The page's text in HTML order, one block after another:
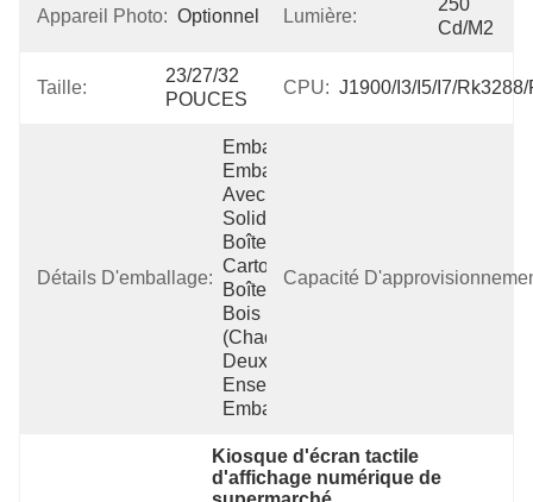
Appareil Photo: Optionnel Lumière:
250
Cd/m2
Taille:
23/27/32
POUCES
CPU: J1900/I3/i5/i7/
Détails D'emballage:
Emballage:
Emballé
Avec EPE
Solide,
Boîte En
Carton Et
Boîte En
Bois
(chaque
Deux
Ensembles
Emballés
Capacité
Kiosque d'écran tactile
d'affichage numérique de